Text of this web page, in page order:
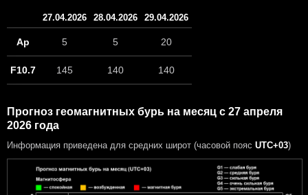
27.04.2026 28.04.2026 29.04.2026
Ap 5 5 20
F10.7 145 140 140
Прогноз геомагнитных бурь на месяц с 27 апреля
2026 года
Информация приведена для средних широт (часовой пояс UTC+03)